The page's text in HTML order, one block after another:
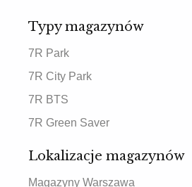
Typy magazynów
7R Park
7R City Park
7R BTS
7R Green Saver
Lokalizacje magazynów
Magazyny Warszawa